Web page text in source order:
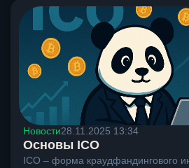
Новости28.11.2025 13:34
Основы ICO
ICO – форма краудфандингового